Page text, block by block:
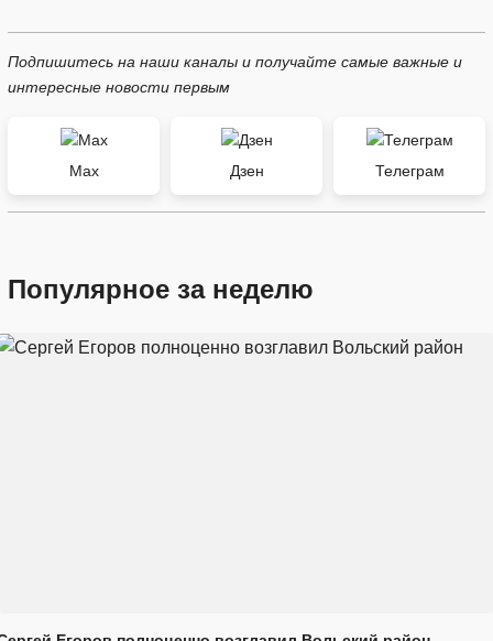
Подпишитесь на наши каналы и получайте самые важные и
интересные новости первым
Max Дзен Телеграм
Популярное за неделю